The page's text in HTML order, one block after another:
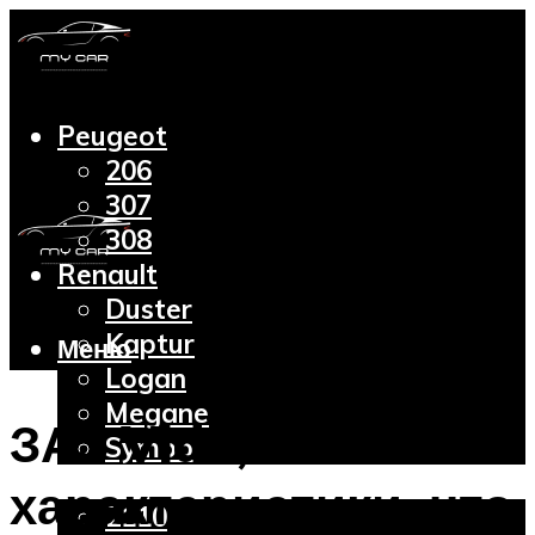
Peugeot
206
307
308
Renault
Duster
Kaptur
Logan
Megane
Symbol
2110
Меню
ЗАЗ Vida,
характеристики, что